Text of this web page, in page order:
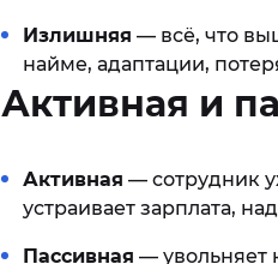
Излишняя — всё, что
найме, адаптации,
Активная и
Активная — сотрудник
устраивает зарплата,
Пассивная — увольняет